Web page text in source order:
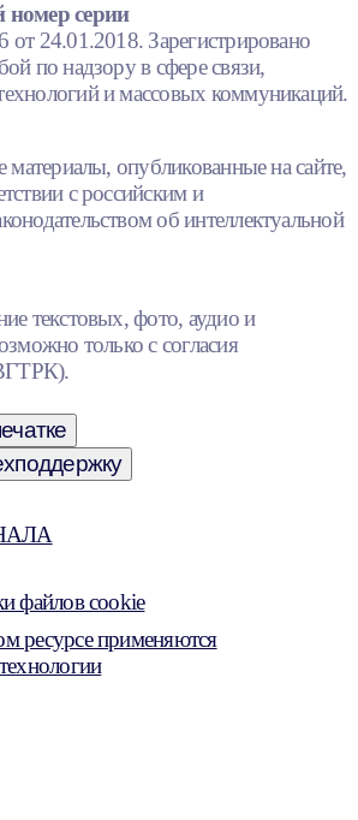
номер серии
24.01.2018. Зарегистрировано
по надзору в сфере связи,
и массовых коммуникаций.
опубликованные на сайте,
с российским и
об интеллектуальной
текстовых, фото, аудио и
только с согласия
файлов cookie
ресурсе применяются